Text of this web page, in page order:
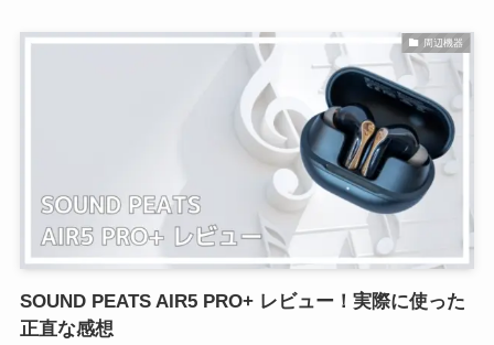
周辺機器
SOUND PEATS AIR5 PRO+ レビュー！実際に使った
正直な感想